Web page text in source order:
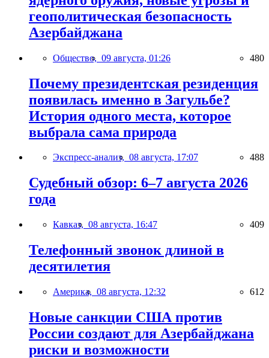
геополитическая безопасность
Азербайджана
Общество, 09 августа, 01:26 480
Почему президентская резиденция
появилась именно в Загульбе?
История одного места, которое
выбрала сама природа
Экспресс-анализ, 08 августа, 17:07 488
Судебный обзор: 6–7 августа 2026
года
Кавказ, 08 августа, 16:47 409
Телефонный звонок длиной в
десятилетия
Америка, 08 августа, 12:32 612
Новые санкции США против
России создают для Азербайджана
риски и возможности